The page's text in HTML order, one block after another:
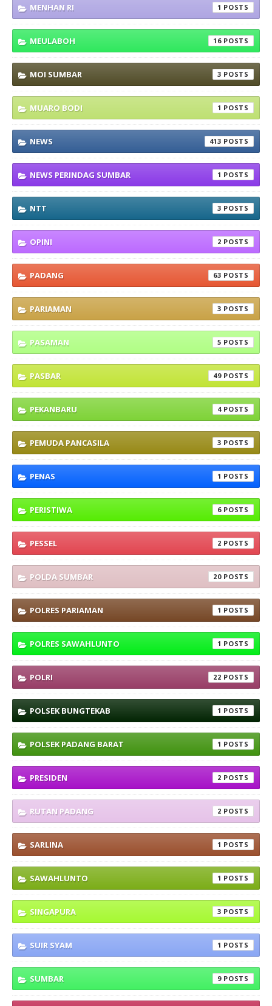
MENHAN RI 1
MEULABOH 16
MOI SUMBAR 3
MUARO BODI 1
NEWS 413
NEWS PERINDAG SUMBAR 1
NTT 3
OPINI 2
PADANG 63
PARIAMAN 3
PASAMAN 5
PASBAR 49
PEKANBARU 4
PEMUDA PANCASILA 3
PENAS 1
PERISTIWA 6
PESSEL 2
POLDA SUMBAR 20
POLRES PARIAMAN 1
POLRES SAWAHLUNTO 1
POLRI 22
POLSEK BUNGTEKAB 1
POLSEK PADANG BARAT 1
PRESIDEN 2
RUTAN PADANG 2
SARLINA 1
SAWAHLUNTO 1
SINGAPURA 3
SUIR SYAM 1
SUMBAR 9